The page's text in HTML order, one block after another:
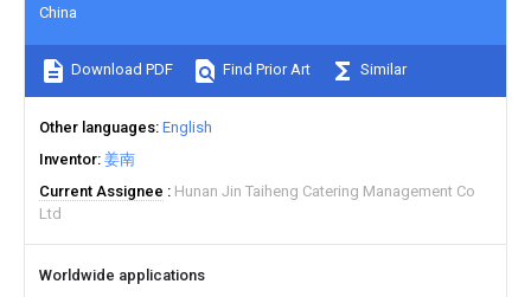
China
Download PDF Find Prior Art Similar
Other languages English
Inventor 姜南
Current Assignee
Hunan Jin Taiheng Catering Management Co
Ltd
Worldwide applications